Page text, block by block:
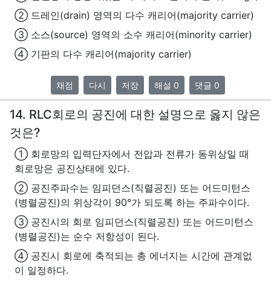
② 드레인(drain) 영역의 다수 캐리어(majority carrier)
③ 소스(source) 영역의 소수 캐리어(minority carrier)
④ 기판의 다수 캐리어(majority carrier)
채점 다시 저장 해설 0 댓글 0
14. RLC회로의 공진에 대한 설명으로 옳지 않은
것은?
① 회로망의 입력단자에서 전압과 전류가 동위상일 때
회로망은 공진상태에 있다.
② 공진주파수는 임피던스(직렬공진) 또는 어드미턴스
(병렬공진)의 위상각이 90°가 되도록 하는 주파수이다.
③ 공진시의 회로 임피던스(직렬공진) 또는 어드미턴스
(병렬공진)는 순수 저항성이 된다.
④ 공진시 회로에 축적되는 총 에너지는 시간에 관계없
이 일정하다.